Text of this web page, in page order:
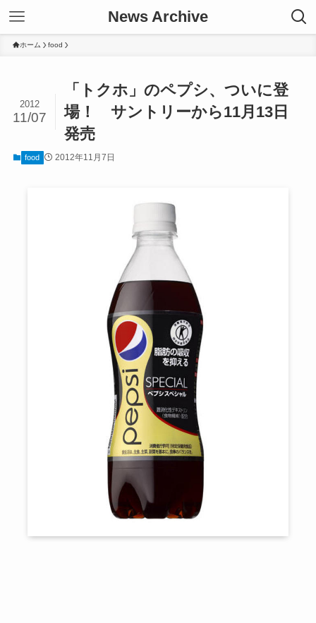
News Archive
ホーム food
「トクホ」のペプシ、ついに登
場！ サントリーから11月13日
発売
2012
11/07
food 2012年11月7日